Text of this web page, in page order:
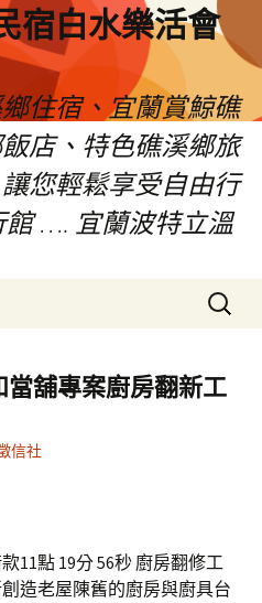
宿白水樂活會
住宿、宜蘭賞鯨礁
店、特色礁溪鄉旅
您輕鬆享受自由行
…. 宜蘭波特立溫
搜
尋
鍵
字:
舖專案廚房翻新工
信社
11點 19分 56秒 廚房翻修工
創造老屋陳舊的廚房與廚具台